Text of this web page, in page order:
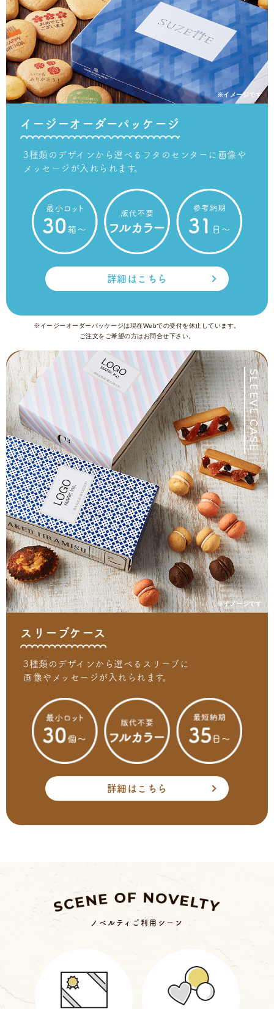
※イメージです
イージーオーダーパッケージ
3種類のデザインから選べるフタのセンターに 画像や
メッセージが入れられます。
詳細はこちら
※イージーオーダーパッケージは現在Webでの受付を休止しています。
ご注文をご希望の方はお問合せ下さい。
SLEEVE CASE
※イメージです
スリーブケース
3種類のデザインから選べるスリーブに
画像やメッセージが入れられます。
詳細はこちら
ノベルティご利用シーン